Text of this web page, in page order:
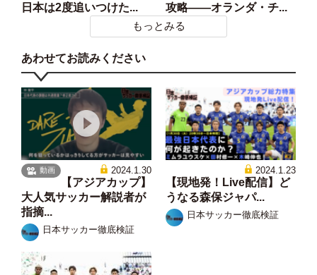
日本は2度追いつけた...
攻略——オランダ・チ...
もっとみる
あわせてお読みください
動画 2024.1.30
【アジアカップ】
大人気サッカー解説者が
指摘...
日本サッカー徹底検証
2024.1.23
【現地発！Live配信】ど
うなる森保ジャパ...
日本サッカー徹底検証